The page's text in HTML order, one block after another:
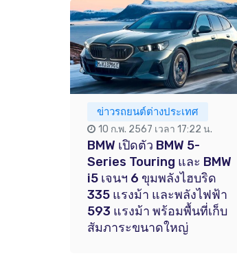
ข่าวรถยนต์ต่างประเทศ
10 ก.พ. 2567 เวลา 17:22 น.
BMW เปิดตัว BMW 5-
Series Touring และ BMW
i5 เจนฯ 6 ขุมพลังไฮบริด
335 แรงม้า และพลังไฟฟ้า
593 แรงม้า พร้อมพื้นที่เก็บ
สัมภาระขนาดใหญ่